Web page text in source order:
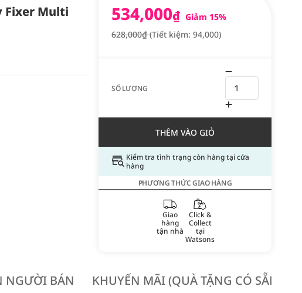
Fixer Multi
534,000₫ Giảm 15%
628,000₫(Tiết kiệm: 94,000)
SỐ LƯỢNG
THÊM VÀO GIỎ
Kiểm tra tình trạng còn hàng tại cửa
hàng
PHƯƠNG THỨC GIAO HÀNG
Giao
hàng
tận nhà
Click &
Collect
tại
Watsons
NGƯỜI BÁN KHUYẾN MÃI (QUÀ TẶNG CÓ SẴN